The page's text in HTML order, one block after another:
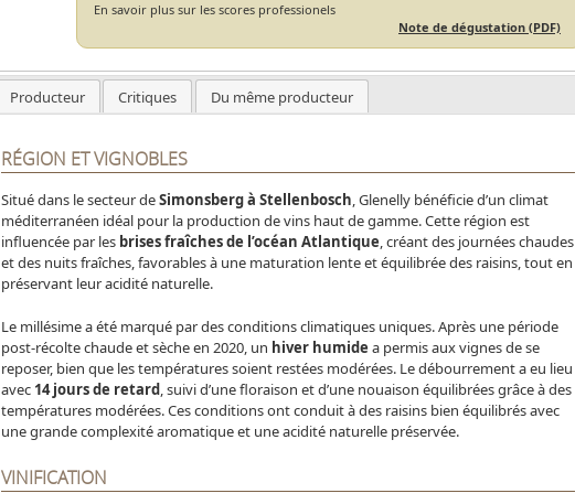
En savoir plus sur les scores professionels
Note de dégustation (PDF)
Producteur Critiques Du même producteur
RÉGION ET VIGNOBLES
Situé dans le secteur deSimonsberg à Stellenbosch, Glenelly bénéficie d’un climat
méditerranéen idéal pour la production de vins haut de gamme. Cette région est
influencée par les brises fraîches de l’océan Atlantique, créant des journées chaudes
et des nuits fraîches, favorables à une maturation lente et équilibrée des raisins, tout en
préservant leur acidité naturelle.
Le millésime a été marqué par des conditions climatiques uniques. Après une période
post-récolte chaude et sèche en 2020, un hiver humide a permis aux vignes de se
reposer, bien que les températures soient restées modérées. Le débourrement a eu lieu
avec 14 jours de retard, suivi d’une floraison et d’une nouaison équilibrées grâce à des
températures modérées. Ces conditions ont conduit à des raisins bien équilibrés avec
une grande complexité aromatique et une acidité naturelle préservée.
VINIFICATION